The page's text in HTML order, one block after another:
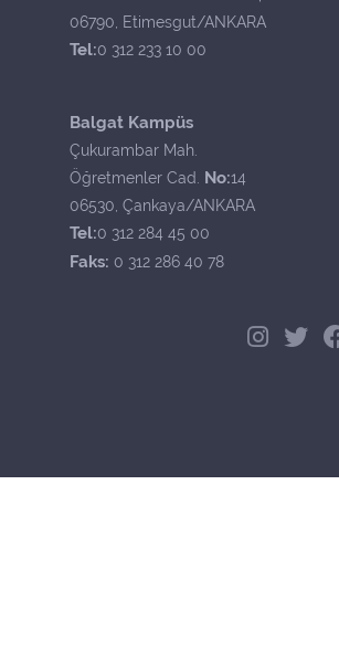
06790, Etimesgut/ANKARA
Tel:0 312 233 10 00
Balgat Kampüs
Çukurambar Mah.
Öğretmenler Cad. No:14
06530, Çankaya/ANKARA
Tel:0 312 284 45 00
Faks: 0 312 286 40 78